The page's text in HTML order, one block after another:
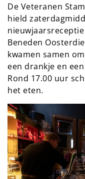
De Veteranen
hield
Beneden
kwamen samen
een drankje en
Rond 17.00 uur
het eten.